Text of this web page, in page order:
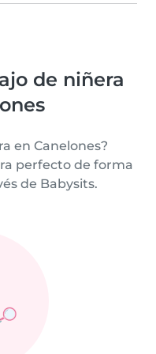
de niñera
en Canelones?
perfecto de forma
de Babysits.